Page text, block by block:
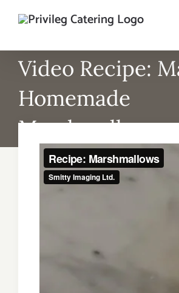
Video Recipe:
Homemade
Marshmallows